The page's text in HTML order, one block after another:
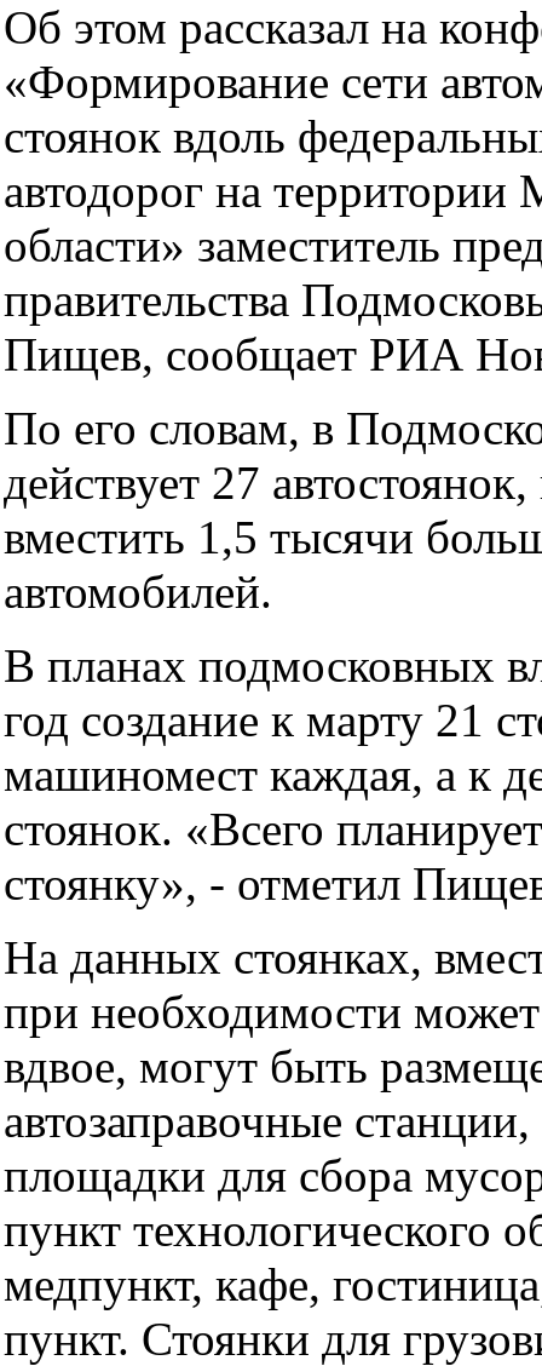
Об этом рассказал на
«Формирование сети
стоянок вдоль
автодорог на территории
области» заместитель
правительства
Пищев, сообщает РИА
По его словам, в
действует 27
вместить 1,5 тысячи
автомобилей.
В планах подмосковных
год создание к марту 21
машиномест каждая, а к
стоянок. «Всего
стоянку», - отметил
На данных стоянках,
при необходимости
вдвое, могут быть
автозаправочные
площадки для сбора
пункт технологического
медпункт, кафе,
пункт. Стоянки для